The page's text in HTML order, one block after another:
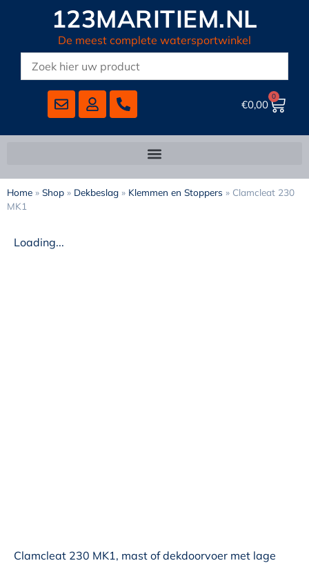
123MARITIEM.NL
De meest complete watersportwinkel
€0,00
0
Home » Shop » Dekbeslag » Klemmen en Stoppers » Clamcleat 230
MK1
Loading...
Clamcleat 230 MK1, mast of dekdoorvoer met lage